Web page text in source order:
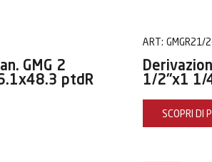
GMG 2
ptdR
ART: GMGR21/
1/2"x1 1/
SCOPRI DI